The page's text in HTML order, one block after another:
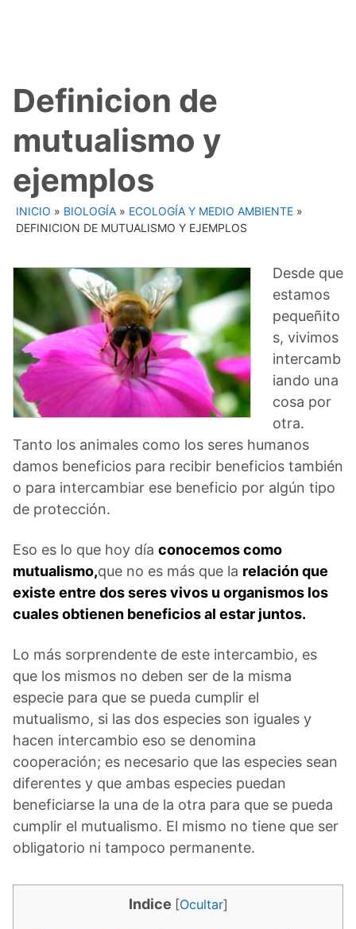
Definicion de
mutualismo y
ejemplos
INICIO » BIOLOGÍA » ECOLOGÍA Y MEDIO AMBIENTE »
DEFINICION DE MUTUALISMO Y EJEMPLOS
Desde que
estamos
pequeñito
s, vivimos
intercamb
iando una
cosa por
otra.
Tanto los animales como los seres humanos
damos beneficios para recibir beneficios también
o para intercambiar ese beneficio por algún tipo
de protección.
Eso es lo que hoy día conocemos como
mutualismo,que no es más que la relación que
existe entre dos seres vivos u organismos los
cuales obtienen beneficios al estar juntos.
Lo más sorprendente de este intercambio, es
que los mismos no deben ser de la misma
especie para que se pueda cumplir el
mutualismo, si las dos especies son iguales y
hacen intercambio eso se denomina
cooperación; es necesario que las especies sean
diferentes y que ambas especies puedan
beneficiarse la una de la otra para que se pueda
cumplir el mutualismo. El mismo no tiene que ser
obligatorio ni tampoco permanente.
Indice [Ocultar]